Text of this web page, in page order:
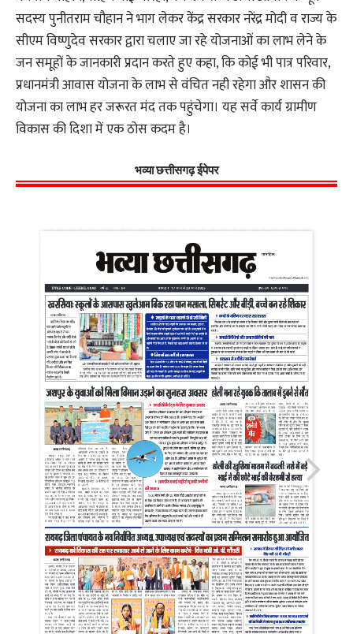
सदस्य पुनीतराम चौहान ने भाग लेकर केंद्र सरकार नरेंद्र मोदी व राज्य के
सीएम विष्णुदेव सरकार द्वारा चलाए जा रहे योजनाओं का लाभ लेने के
जन समूहों के जानकारी प्रदान करते हुए कहा, कि कोई भी पात्र परिवार,
प्रधानमंत्री आवास योजना के लाभ से वंचित नही रहेगा और शासन की
योजना का लाभ हर जरूरत मंद तक पहुंचेगा। यह सर्वे कार्य ग्रामीण
विकास की दिशा में एक ठोस कदम है।
भव्या छत्तीसगढ़ ईपेपर